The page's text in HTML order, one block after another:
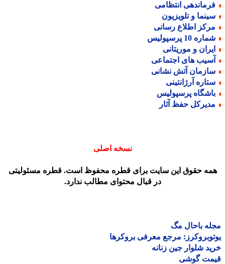
انتظامی
و تلویزیون
اطلاع رسانی
10 پرسپولیس
و موریتانی
های اجتماعی
آتش نشانی
آرژانتینی
پرسپولیس
حفظ آثار
نسخه اصلی
حقوق این سایت برای قطره محفوظ است. قطره مسئولیتی
در قبال محتوای مطالب ندارد.
باحال مگ
مرجع معرفی بروکرها
شلوار جین زنانه
گوشی